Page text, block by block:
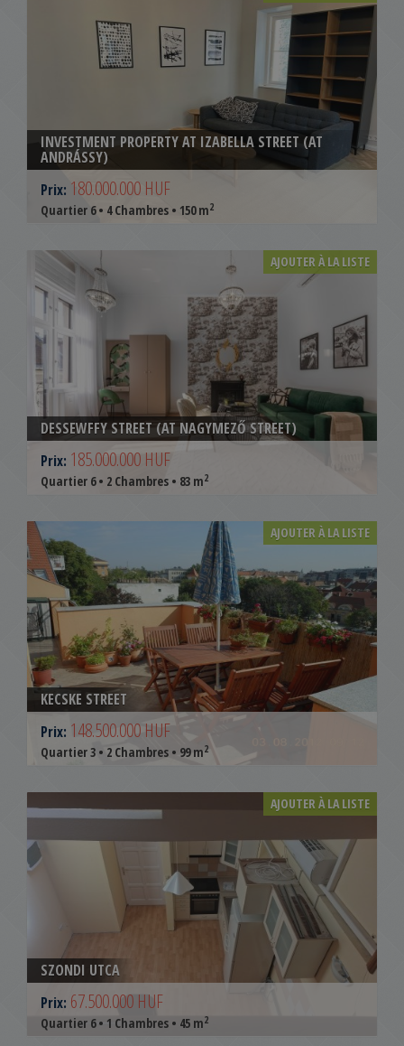
INVESTMENT PROPERTY AT IZABELLA STREET (AT
ANDRÁSSY)
Prix: 180.000.000 HUF
Quartier 6 • 4 Chambres • 150 m2
AJOUTER À LA LISTE
DESSEWFFY STREET (AT NAGYMEZŐ STREET)
Prix: 185.000.000 HUF
Quartier 6 • 2 Chambres • 83 m2
AJOUTER À LA LISTE
KECSKE STREET
Prix: 148.500.000 HUF
Quartier 3 • 2 Chambres • 99 m2
AJOUTER À LA LISTE
SZONDI UTCA
Prix: 67.500.000 HUF
Quartier 6 • 1 Chambres • 45 m2